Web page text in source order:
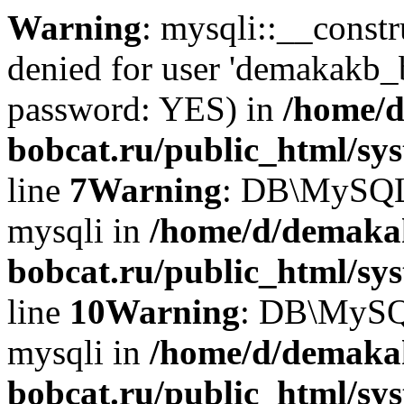
Warning:
denied for user
password: YES) in /home/
bobcat.ru/public_html/
line 7Warning:
mysqli in /home/d/
bobcat.ru/public_html/
line 10Warning:
mysqli in /home/d/
bobcat.ru/public_html/